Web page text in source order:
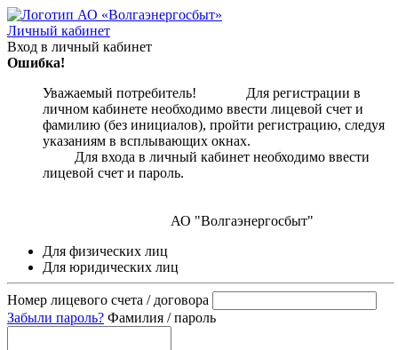
Личный кабинет
Вход в личный кабинет
Ошибка!
Уважаемый потребитель! Для регистрации в
личном кабинете необходимо ввести лицевой счет и
фамилию (без инициалов), пройти регистрацию, следуя
указаниям в всплывающих окнах.
Для входа в личный кабинет необходимо ввести
лицевой счет и пароль.
АО "Волгаэнергосбыт"
Для физических лиц
Для юридических лиц
Номер лицевого счета / договора
Забыли пароль? Фамилия / пароль